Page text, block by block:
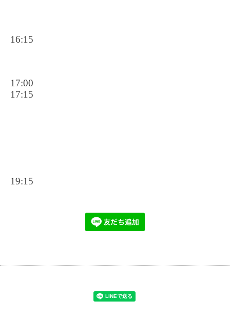
16:15
17:00
17:15
19:15